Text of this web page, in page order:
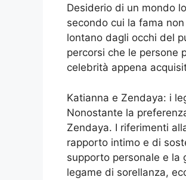
Desiderio di un mondo
secondo cui la fama
lontano dagli occhi del
percorsi che le persone
celebrità appena
Katianna e Zendaya: i
Nonostante la
Zendaya. I riferimenti
rapporto intimo e di
supporto personale e la
legame di sorellanza,